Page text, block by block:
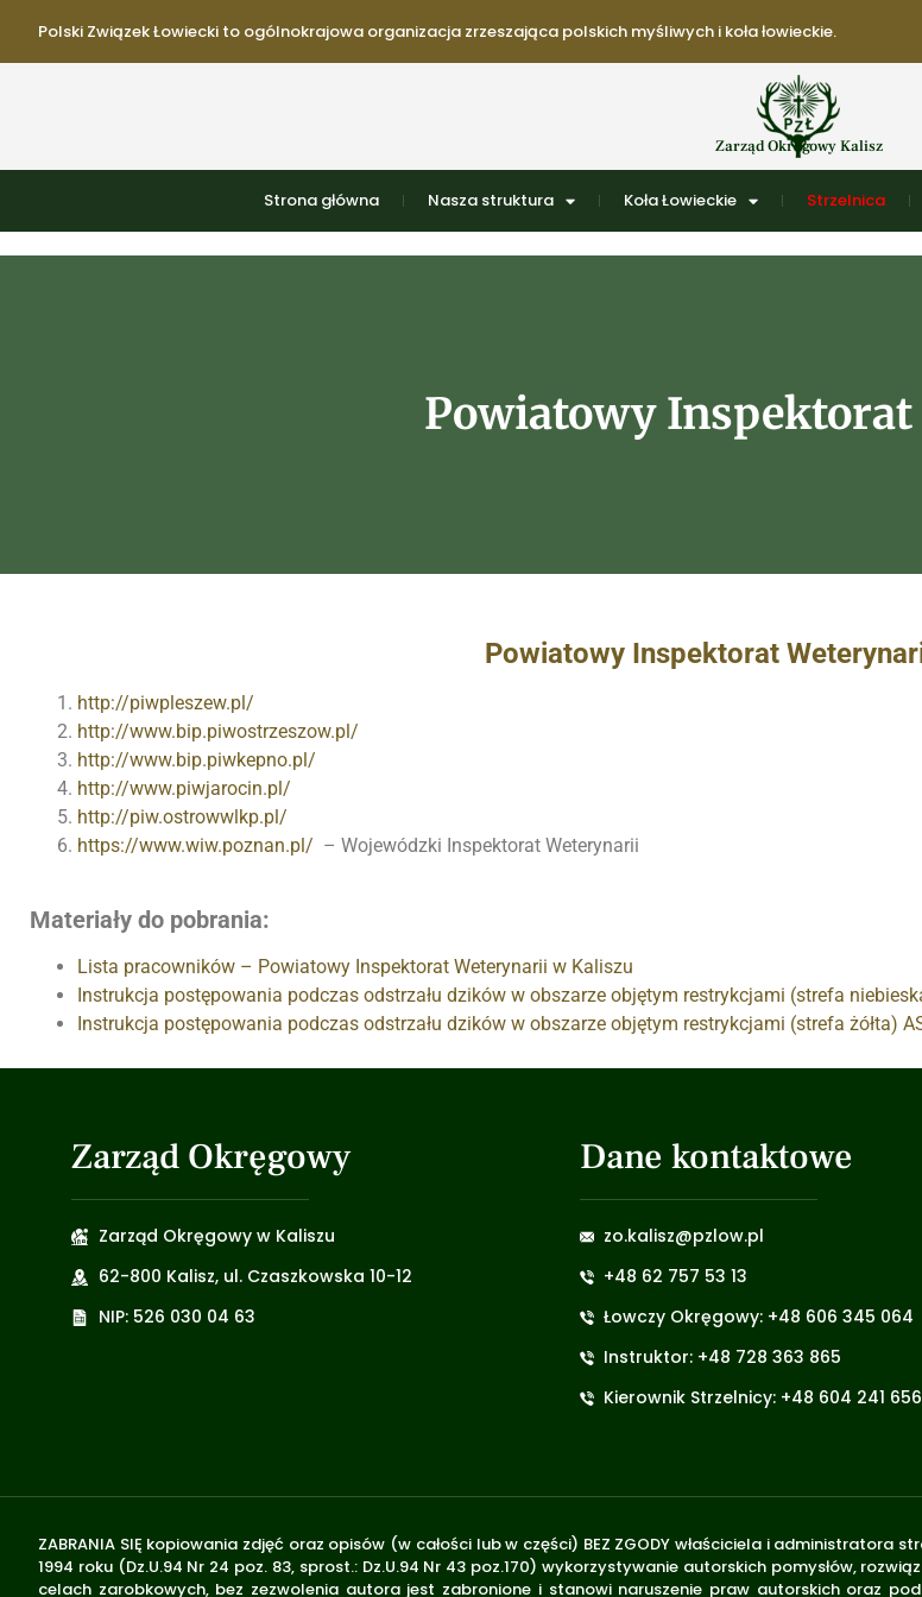
Polski Związek Łowiecki to ogólnokrajowa organizacja zrzeszająca polskich myśliwych i koła łowieckie.
Zarząd Okręgowy Kalisz
Strona główna Nasza struktura Koła Łowieckie Strzelnica
Powiatowy
Powiatowy Inspektorat
http://piwpleszew.pl/
http://www.bip.piwostrzeszow.pl/
http://www.bip.piwkepno.pl/
http://www.piwjarocin.pl/
http://piw.ostrowwlkp.pl/
https://www.wiw.poznan.pl/ – Wojewódzki Inspektorat Weterynarii
Materiały do pobrania:
Lista pracowników – Powiatowy Inspektorat Weterynarii w Kaliszu
Instrukcja postępowania podczas odstrzału dzików w obszarze objętym restrykcjami (strefa
Instrukcja postępowania podczas odstrzału dzików w obszarze objętym restrykcjami (strefa żółta)
Zarząd Okręgowy
Zarząd Okręgowy w Kaliszu
62-800 Kalisz, ul. Czaszkowska 10-12
NIP: 526 030 04 63
Dane kontaktowe
zo.kalisz@pzlow.pl
+48 62 757 53 13
Łowczy Okręgowy: +48 606 345 064
Instruktor: +48 728 363 865
Kierownik Strzelnicy: +48 604 241 656
ZABRANIA SIĘ kopiowania zdjęć oraz opisów (w całości lub w części) BEZ ZGODY właściciela i
1994 roku (Dz.U.94 Nr 24 poz. 83, sprost.: Dz.U.94 Nr 43 poz.170) wykorzystywanie autorskich pomysłów,
celach zarobkowych, bez zezwolenia autora jest zabronione i stanowi naruszenie praw autorskich oraz